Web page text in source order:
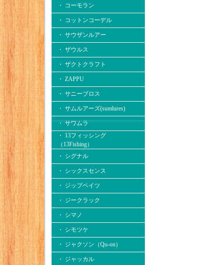
・ コーモラン
・ コットンコーデル
・ サウザンルアー
・ ザウルス
・ ザクトクラフト
・ ZAPPU
・ サニーブロス
・ サムルアーズ(sumlures)
・ サワムラ
・ 13フィッシング
（13Fishing）
・ シグナル
・ シックスセンス
・ ジップベイツ
・ ジークラック
・ シマノ
・ シモツケ
・ ジャクソン（Qu-on）
・ ジャッカル